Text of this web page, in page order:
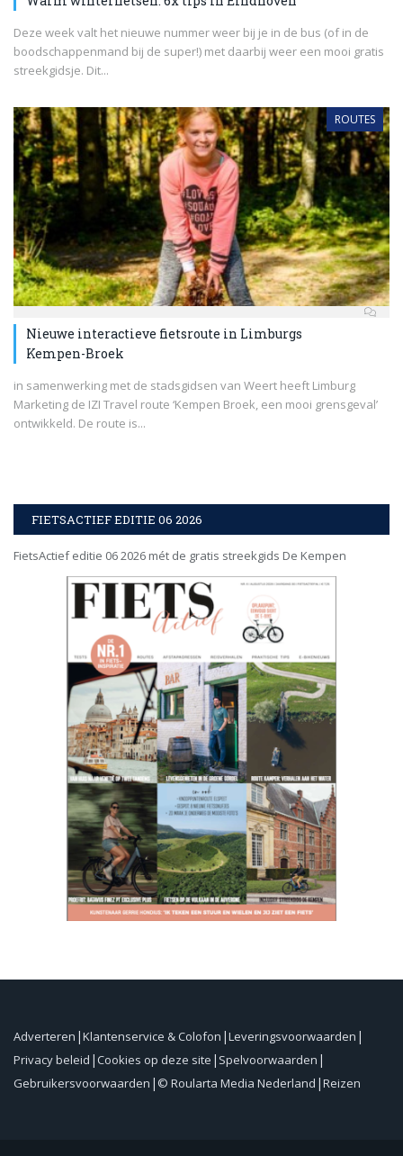
Deze week valt het nieuwe nummer weer bij je in de bus (of in de
boodschappenmand bij de super!) met daarbij weer een mooi gratis
streekgidsje. Dit...
ROUTES
Nieuwe interactieve fietsroute in Limburgs
Kempen-Broek
in samenwerking met de stadsgidsen van Weert heeft Limburg
Marketing de IZI Travel route ‘Kempen Broek, een mooi grensgeval’
ontwikkeld. De route is...
FIETSACTIEF EDITIE 06 2026
FietsActief editie 06 2026 mét de gratis streekgids De Kempen
Adverteren Klantenservice & Colofon Leveringsvoorwaarden
Privacy beleid Cookies op deze site Spelvoorwaarden
Gebruikersvoorwaarden © Roularta Media Nederland Reizen